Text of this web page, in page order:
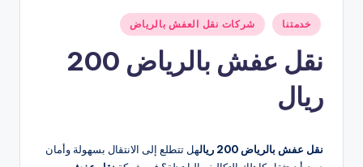
نُشر
في
خدمتنا شركات نقل العفش بالرياض
نقل عفش بالرياض 200
ريال
نقل عفش بالرياض 200 ريال
هل تتطلع إلى الانتقال بسهولة وأمان